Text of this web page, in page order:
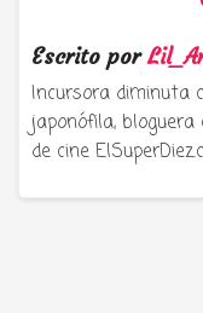
Escrito por
Incursora diminuta
japonófila,
de cine